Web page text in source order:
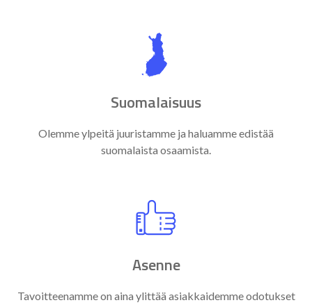
Suomalaisuus
Olemme ylpeitä juuristamme ja haluamme edistää
suomalaista osaamista.
Asenne
Tavoitteenamme on aina ylittää asiakkaidemme odotukset